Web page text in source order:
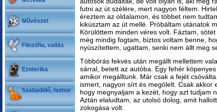
Művészet
Filozófia, vallás
Ezoterika
Szabadidő, humor
futni az út szélére, mert nagyon féltem.
éreztem az oldalamon, és többet nem
kikúsztam az út mellé. Próbáltam utánatok
Körülöttem minden véres volt. Fáztam,
még mindig fogtam, biztos voltam benne,
nyüszítettem, ugattam, senki nem állt meg
Többórás fekvés után megállt mellettem
sárral, betett az autóba. Egy fehér
amikor megálltunk. Már csak a fejét
ismert, nagyon sírt és megölelt. Csak akkor
hogy megnyaljam a kezét, hogy azt tudjam
Aztán elaludtam, az utolsó dolog, amit
zokogása volt.